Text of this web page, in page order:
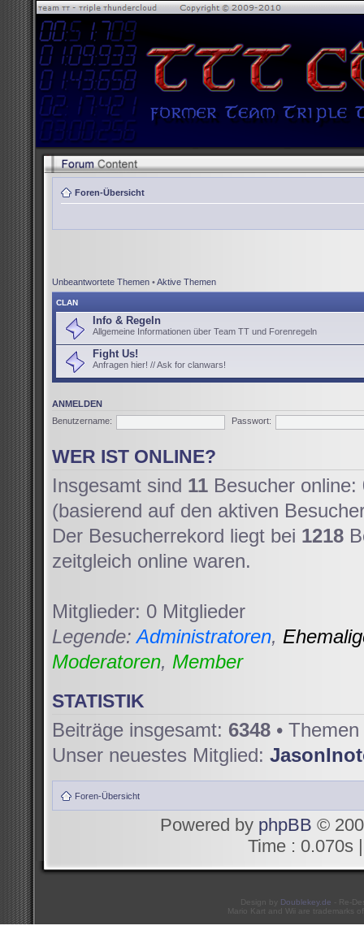
Foren-Übersicht
Unbeantwortete Themen •Aktive Themen
CLAN
Info & Regeln
Allgemeine Informationen über Team TT und Forenregeln
Fight Us!
Anfragen hier! // Ask for clanwars!
ANMELDEN
Benutzername:
Passwort:
WER IST ONLINE?
Insgesamt sind 11 Besucher
(basierend auf den aktiven
Der Besucherrekord liegt bei 1218
zeitgleich online waren.
Mitglieder: 0 Mitglieder
Legende:Administratoren,
Moderatoren, Member
STATISTIK
Beiträge insgesamt: 6348 •
Unser neuestes Mitglied:
Foren-Übersicht
Powered by phpBB ©
Time : 0.070s
Design by Doublekey.de - Re-
Mario Kart and Wii are trademarks